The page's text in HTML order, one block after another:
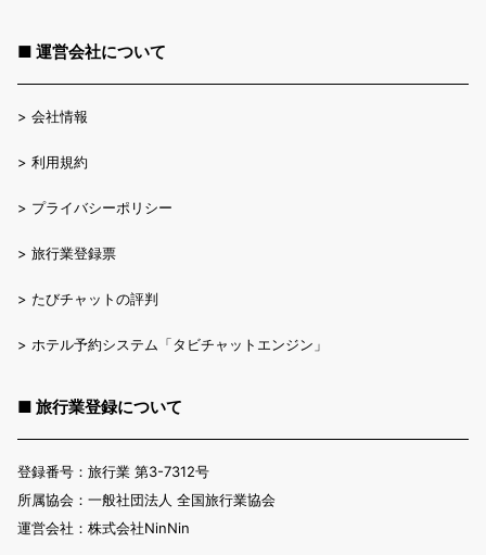
■ 運営会社について
> 会社情報
> 利用規約
> プライバシーポリシー
> 旅行業登録票
> たびチャットの評判
> ホテル予約システム「タビチャットエンジン」
■ 旅行業登録について
登録番号：旅行業 第3-7312号
所属協会：一般社団法人 全国旅行業協会
運営会社：株式会社NinNin